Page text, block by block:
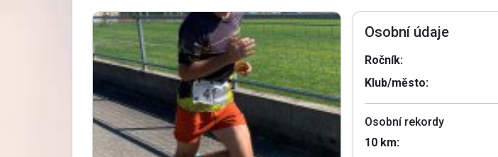
Osobní údaje
Ročník:
Klub/město:
Osobní rekordy
10 km: